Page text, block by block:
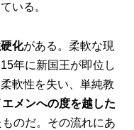
いる。
化がある。柔軟な現
年に新国王が即位し
軟性を失い、単純教
エメンへの度を越した
ものだ。その流れにあ